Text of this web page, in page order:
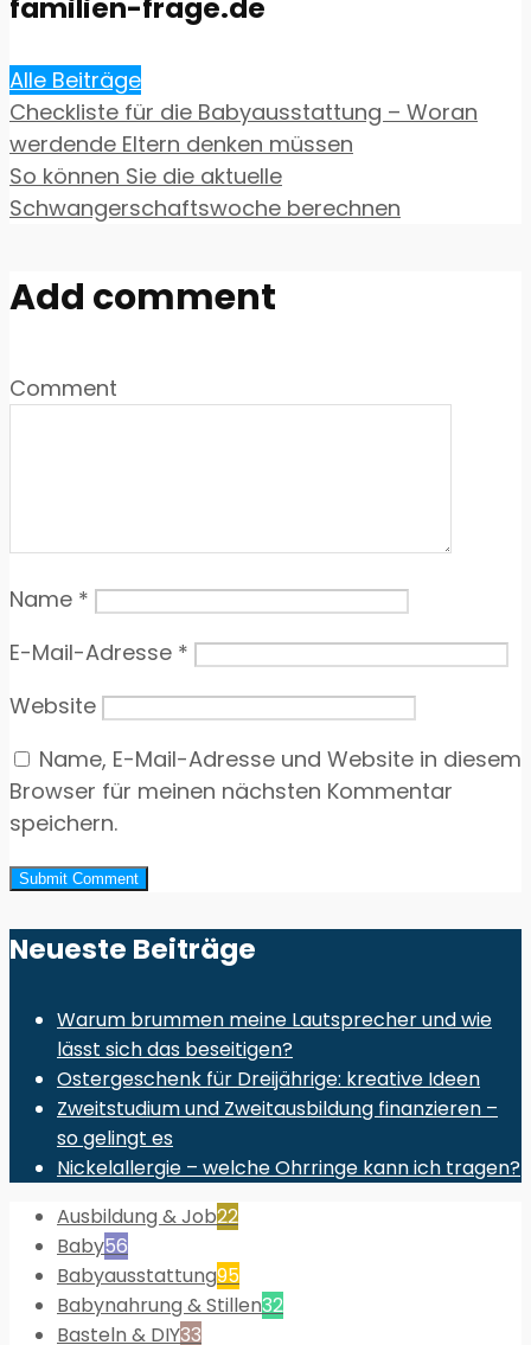
familien-frage.de
Alle Beiträge
Checkliste für die Babyausstattung – Woran
werdende Eltern denken müssen
So können Sie die aktuelle
Schwangerschaftswoche berechnen
Add comment
Comment
Name *
E-Mail-Adresse *
Website
Name, E-Mail-Adresse und Website in diesem
Browser für meinen nächsten Kommentar
speichern.
Neueste Beiträge
Warum brummen meine Lautsprecher und wie
lässt sich das beseitigen?
Ostergeschenk für Dreijährige: kreative Ideen
Zweitstudium und Zweitausbildung finanzieren –
so gelingt es
Nickelallergie – welche Ohrringe kann ich tragen?
Ausbildung & Job22
Baby56
Babyausstattung95
Babynahrung & Stillen32
Basteln & DIY33